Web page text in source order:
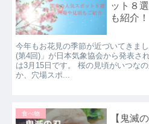
ット８
も紹介！
今年もお花見の季節が近づいてきま
(第4回)」が日本気象協会から発表さ
は3月15日です。 桜の見頃がいつな
か、穴場スポ...
食べ物
【鬼滅